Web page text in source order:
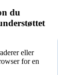
du
eller
for en